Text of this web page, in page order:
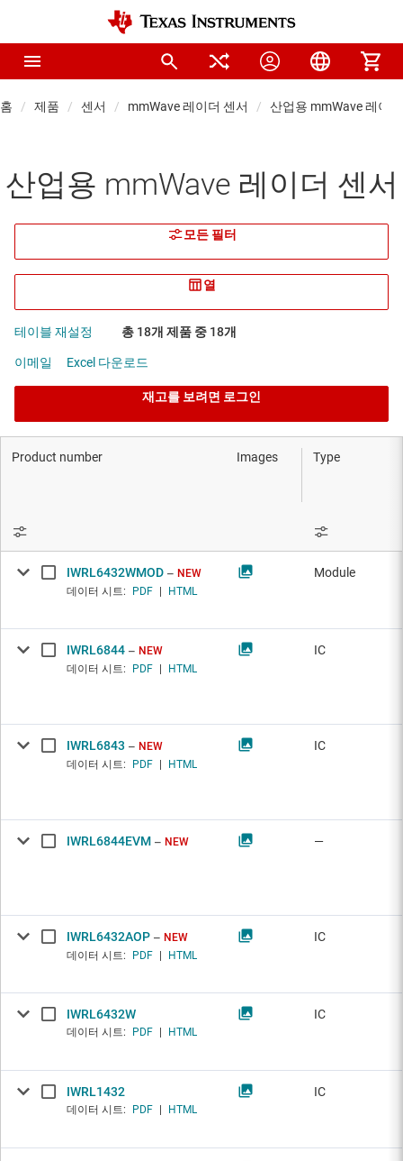
홈 제품 센서 mmWave 레이더 센서 산업용 mmWave 레이
산업용 mmWave 레이더 센서
모든 필터
열
테이블 재설정 총 18개 제품 중 18개
이메일 Excel 다운로드
재고를 보려면 로그인
Type
Product number Images
IWRL6432WMOD
NEW
데이터 시트:
PDF HTML
Module
IWRL6844
NEW
데이터 시트:
PDF HTML
IC
IWRL6843
NEW
데이터 시트:
PDF HTML
IC
IWRL6844EVM NEW —
IWRL6432AOP
NEW
데이터 시트:
PDF HTML
IC
IWRL6432W
데이터 시트: PDF HTML
IC
IWRL1432
데이터 시트: PDF HTML
IC